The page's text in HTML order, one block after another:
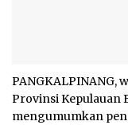
PANGKALPINANG,
Provinsi Kepulauan
mengumumkan